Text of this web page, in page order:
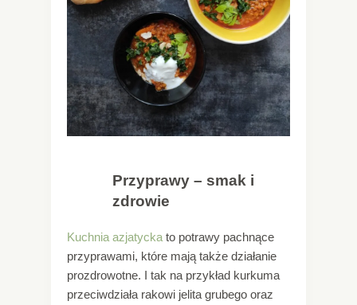
Przyprawy – smak i
zdrowie
Kuchnia azjatycka to potrawy pachnące
przyprawami, które mają także działanie
prozdrowotne. I tak na przykład kurkuma
przeciwdziała rakowi jelita grubego oraz